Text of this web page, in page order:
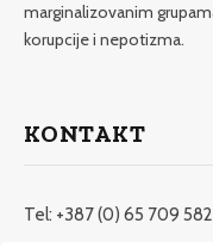
marginalizovanim
korupcije i nepotizma.
KONTAKT
Tel: +387 (0) 65 709 582